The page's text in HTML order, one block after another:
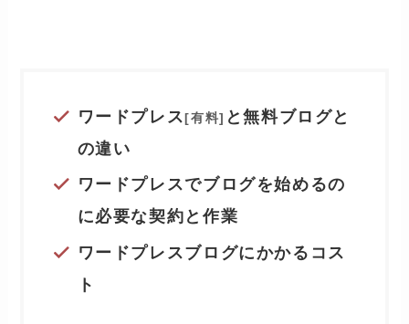
ワードプレス[有料] と無料ブログと
の違い
ワードプレスでブログを始めるの
に必要な契約と作業
ワードプレスブログにかかるコス
ト